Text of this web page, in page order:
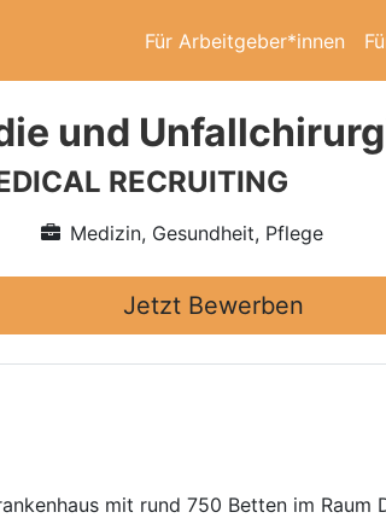
Für Arbeitgeber*innen
und
RECRUITING
Medizin, Gesundheit, Pflege
Jetzt Bewerben
mit rund 750 Betten im Raum